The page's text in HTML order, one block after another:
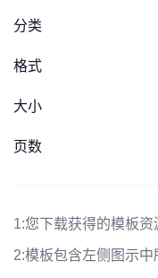
分类
格式
大小
页数
1:您下载获得的模板资
2:模板包含左侧图示中